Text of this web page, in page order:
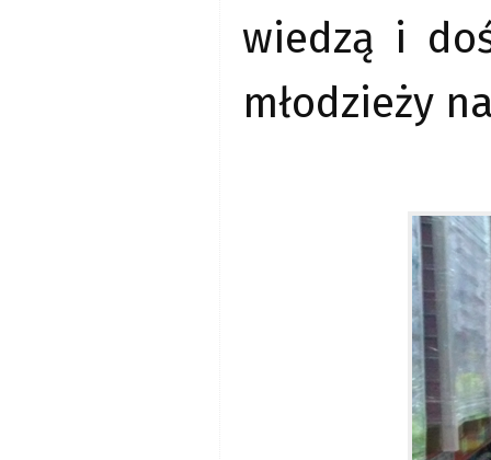
wiedzą i
młodzieży